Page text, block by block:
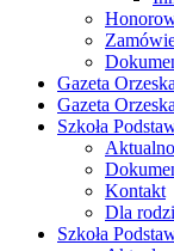
Gazeta
Gazeta
Szkoła
Kontakt
Dla
Szkoła